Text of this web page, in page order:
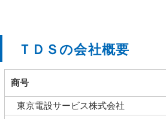
ＴＤＳの会社概要
商号
東京電設サービス株式会社